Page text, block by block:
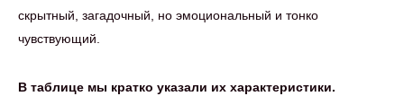
скрытный, загадочный, но эмоциональный и тонко
чувствующий.
В таблице мы кратко указали их характеристики.